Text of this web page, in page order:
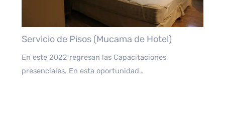
Servicio de Pisos (Mucama de Hotel)
En este 2022 regresan las Capacitaciones
presenciales. En esta oportunidad…